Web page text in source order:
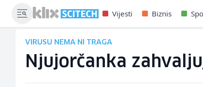
Vijesti Biznis
VIRUSU NEMA NI TRAGA
Njujorčanka